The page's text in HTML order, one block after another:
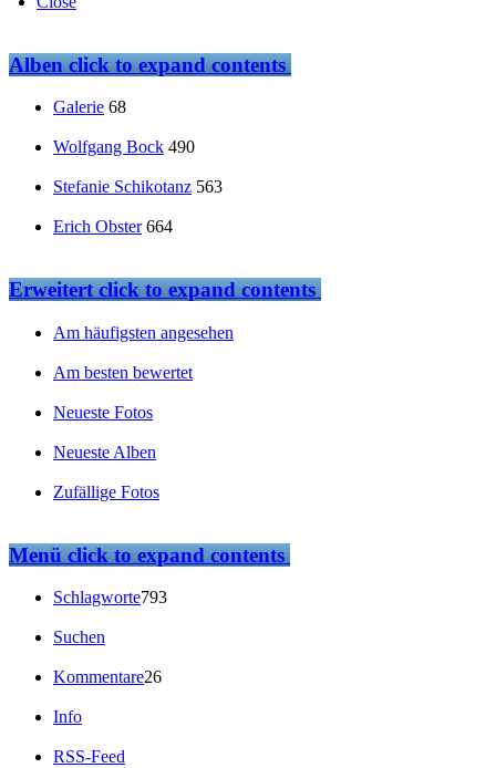
Albenclick to expand contents
Galerie 68
Wolfgang Bock 490
Stefanie Schikotanz 563
Erich Obster 664
Erweitertclick to expand contents
Am häufigsten angesehen
Am besten bewertet
Neueste Fotos
Neueste Alben
Zufällige Fotos
Menüclick to expand contents
Schlagworte793
Suchen
Kommentare26
Info
RSS-Feed